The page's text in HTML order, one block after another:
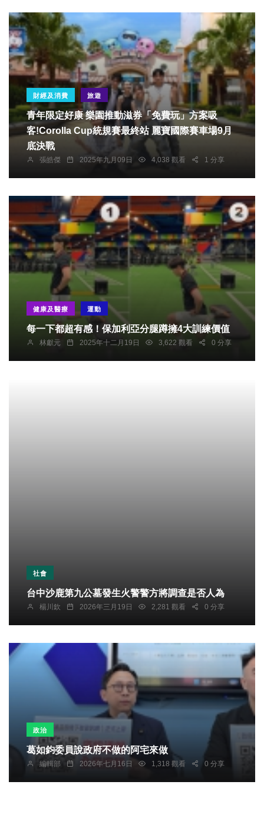
財經及消費 旅遊
青年限定好康 樂園推動滋券「免費玩」方案吸
客!Corolla Cup統規賽最終站 麗寶國際賽車場9月
底決戰
張皓傑 2025年九月09日 4,038 觀看 1 分享
健康及醫療 運動
每一下都超有感！保加利亞分腿蹲擁4大訓練價值
林獻元 2025年十二月19日 3,622 觀看 0 分享
社會
台中沙鹿第九公墓發生火警警方將調查是否人為
楊川欽 2026年三月19日 2,281 觀看 0 分享
政治
葛如鈞委員說政府不做的阿宅來做
編輯部 2026年七月16日 1,318 觀看 0 分享